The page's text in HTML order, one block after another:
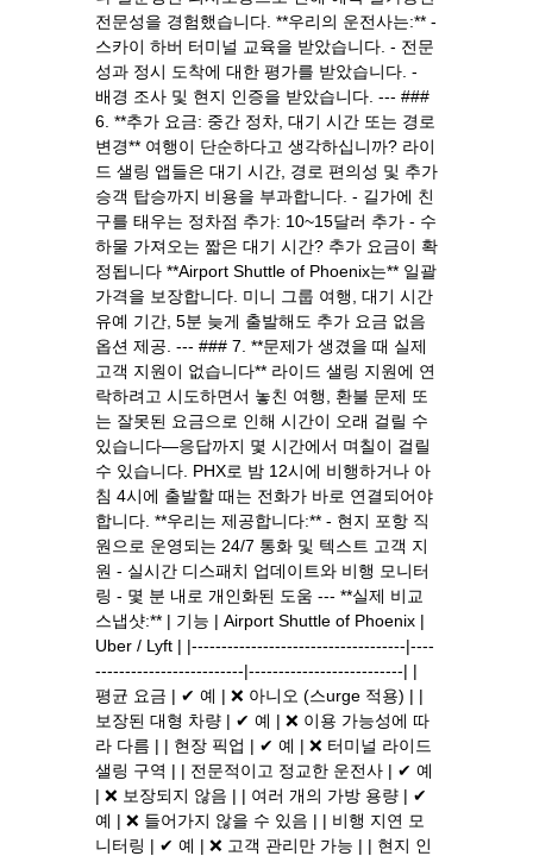
전문성을 경험했습니다. **우리의 운전사는:** -
스카이 하버 터미널 교육을 받았습니다. - 전문
성과 정시 도착에 대한 평가를 받았습니다. -
배경 조사 및 현지 인증을 받았습니다. --- ###
6. **추가 요금: 중간 정차, 대기 시간 또는 경로
변경** 여행이 단순하다고 생각하십니까? 라이
드 샐링 앱들은 대기 시간, 경로 편의성 및 추가
승객 탑승까지 비용을 부과합니다. - 길가에 친
구를 태우는 정차점 추가: 10~15달러 추가 - 수
하물 가져오는 짧은 대기 시간? 추가 요금이 확
정됩니다 **Airport Shuttle of Phoenix는** 일괄
가격을 보장합니다. 미니 그룹 여행, 대기 시간
유예 기간, 5분 늦게 출발해도 추가 요금 없음
옵션 제공. --- ### 7. **문제가 생겼을 때 실제
고객 지원이 없습니다** 라이드 샐링 지원에 연
락하려고 시도하면서 놓친 여행, 환불 문제 또
는 잘못된 요금으로 인해 시간이 오래 걸릴 수
있습니다—응답까지 몇 시간에서 며칠이 걸릴
수 있습니다. PHX로 밤 12시에 비행하거나 아
침 4시에 출발할 때는 전화가 바로 연결되어야
합니다. **우리는 제공합니다:** - 현지 포항 직
원으로 운영되는 24/7 통화 및 텍스트 고객 지
원 - 실시간 디스패치 업데이트와 비행 모니터
링 - 몇 분 내로 개인화된 도움 --- **실제 비교
스냅샷:** | 기능 | Airport Shuttle of Phoenix |
Uber / Lyft | |------------------------------------|----
-------------------------|--------------------------| |
평균 요금 | ✔ 예 | ❌ 아니오 (스urge 적용) | |
보장된 대형 차량 | ✔ 예 | ❌ 이용 가능성에 따
라 다름 | | 현장 픽업 | ✔ 예 | ❌ 터미널 라이드
샐링 구역 | | 전문적이고 정교한 운전사 | ✔ 예
| ❌ 보장되지 않음 | | 여러 개의 가방 용량 | ✔
예 | ❌ 들어가지 않을 수 있음 | | 비행 지연 모
니터링 | ✔ 예 | ❌ 고객 관리만 가능 | | 현지 인